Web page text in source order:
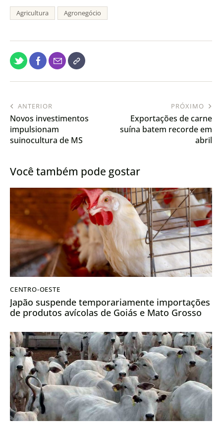
Agricultura Agronegócio
ANTERIOR
Novos investimentos
impulsionam
suinocultura de MS
PRÓXIMO
Exportações de carne
suína batem recorde em
abril
Você também pode gostar
CENTRO-OESTE
Japão suspende temporariamente importações
de produtos avícolas de Goiás e Mato Grosso